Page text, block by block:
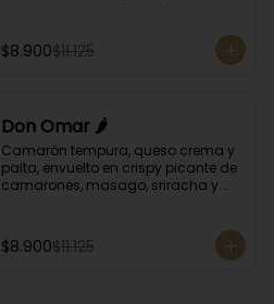
$8.900$11.125
Don Omar 🌶️
Camarón tempura, queso crema y
palta, envuelto en crispy picante de
camarones, masago, sriracha y
$8.900$11.125